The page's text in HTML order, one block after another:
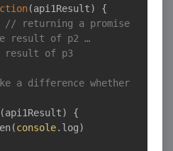
(api1Result) {
// returning a promise
result of p2 …
result of p3
a difference whether
(api1Result) {
console.log)